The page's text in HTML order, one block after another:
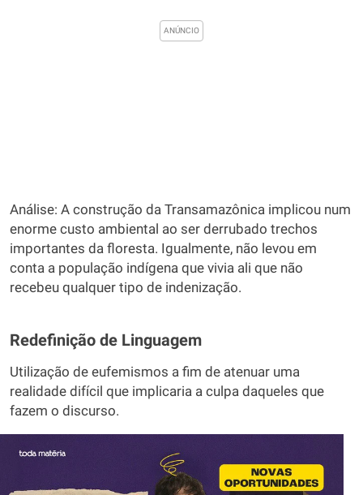
Análise: A construção da Transamazônica implicou num
enorme custo ambiental ao ser derrubado trechos
importantes da floresta. Igualmente, não levou em
conta a população indígena que vivia ali que não
recebeu qualquer tipo de indenização.
Redefinição de Linguagem
Utilização de eufemismos a fim de atenuar uma
realidade difícil que implicaria a culpa daqueles que
fazem o discurso.